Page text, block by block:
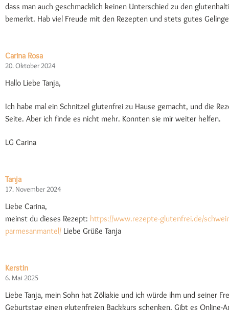
dass man auch geschmacklich keinen Unterschied zu den
bemerkt. Hab viel Freude mit den Rezepten und stets gutes
Carina Rosa
20. Oktober 2024
Hallo Liebe Tanja,
Ich habe mal ein Schnitzel glutenfrei zu Hause gemacht, und die
Seite. Aber ich finde es nicht mehr. Konnten sie mir weiter helfen.
LG Carina
Tanja
17. November 2024
Liebe Carina,
meinst du dieses Rezept: https://www.rezepte-glutenfrei.de/
parmesanmantel/ Liebe Grüße Tanja
Kerstin
6. Mai 2025
Liebe Tanja, mein Sohn hat Zöliakie und ich würde ihm und seiner
Geburtstag einen glutenfreien Backkurs schenken. Gibt es Online-